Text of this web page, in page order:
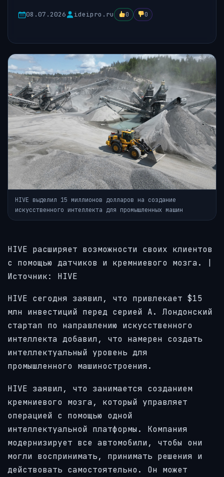
08.07.2026 ideipro.ru 0 0
HIVE выделил 15 миллионов долларов на создание
искусственного интеллекта для промышленных машин
HIVE расширяет возможности своих клиентов
с помощью датчиков и кремниевого мозга. |
Источник: HIVE
HIVE сегодня заявил, что привлекает $15
млн инвестиций перед серией А. Лондонский
стартап по направлению искусственного
интеллекта добавил, что намерен создать
интеллектуальный уровень для
промышленного машиностроения.
HIVE заявил, что занимается созданием
кремниевого мозга, который управляет
операцией с помощью одной
интеллектуальной платформы. Компания
модернизирует все автомобили, чтобы они
могли воспринимать, принимать решения и
действовать самостоятельно. Он может